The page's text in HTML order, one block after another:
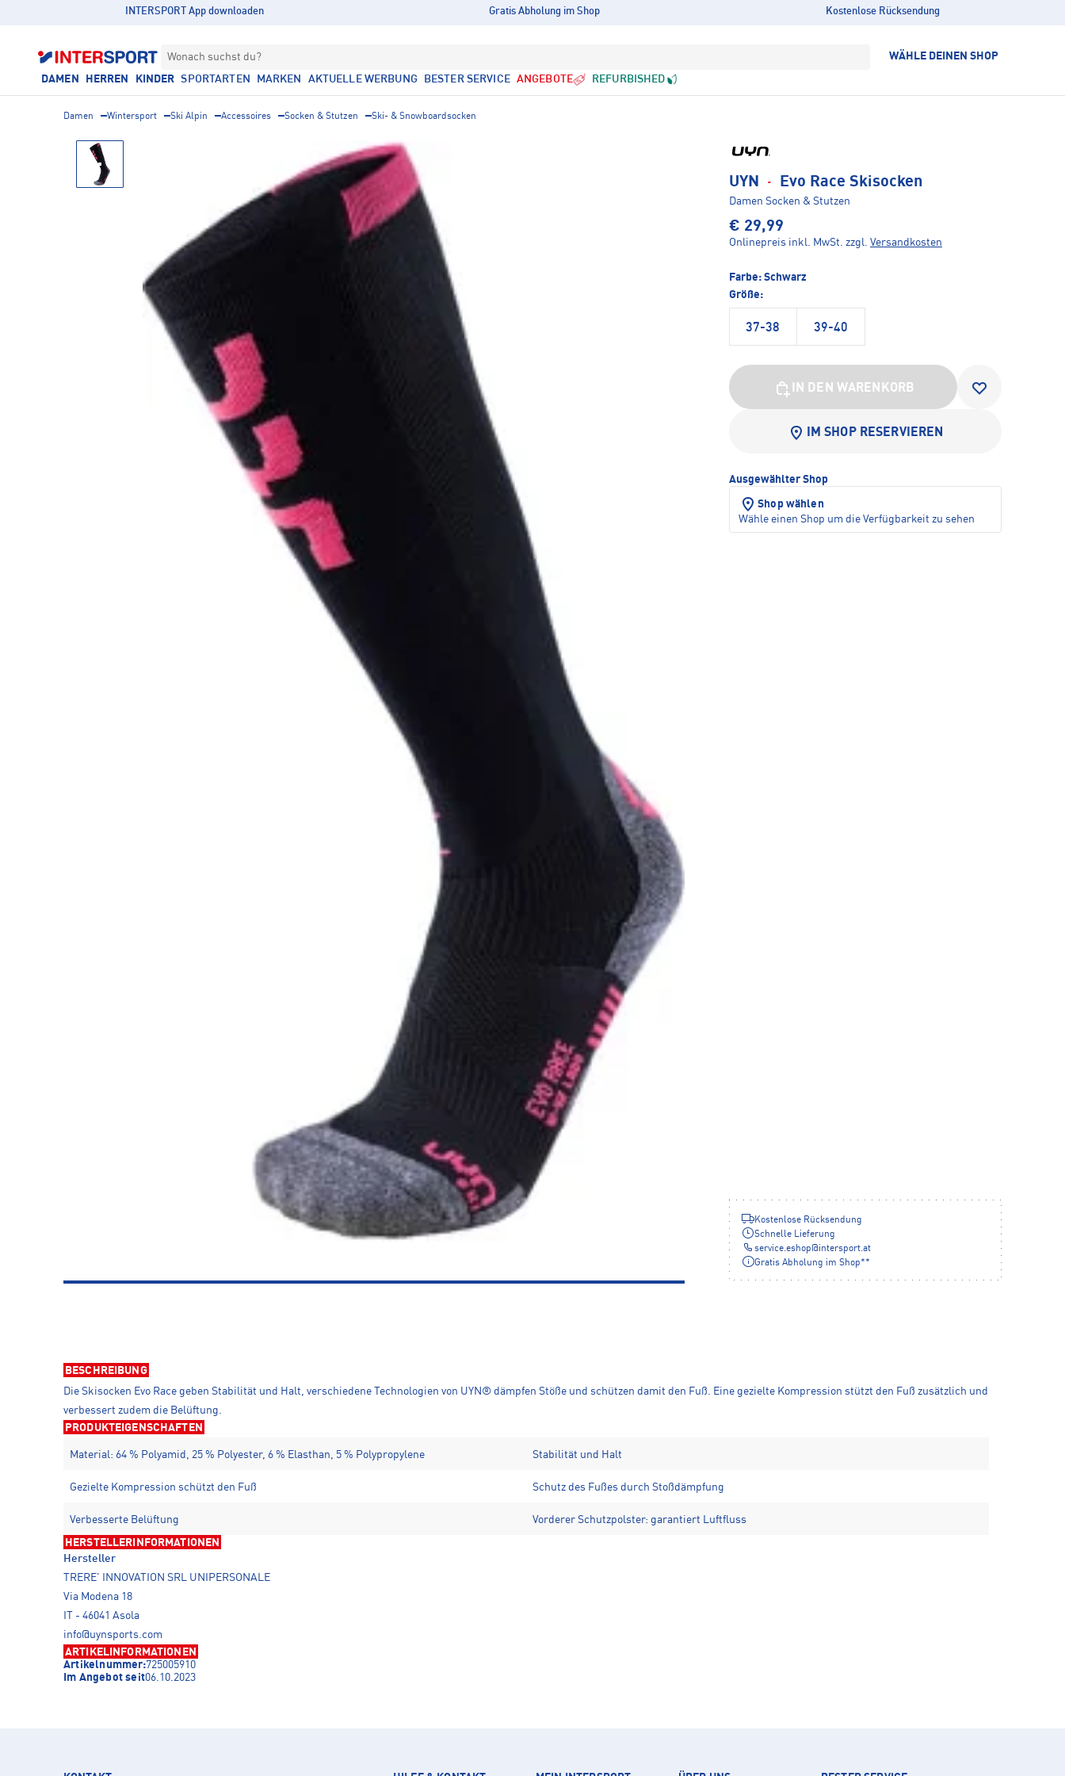
INTERSPORT App downloaden Gratis Abholung im Shop Kostenlose Rücksendung
Wonach suchst du? WÄHLE DEINEN SHOP
DAMEN HERREN KINDER SPORTARTEN MARKEN AKTUELLE WERBUNG BESTER SERVICE ANGEBOTE REFURBISHED
Damen Wintersport Ski Alpin Accessoires Socken & Stutzen Ski- & Snowboardsocken
UYN · Evo Race Skisocken
Damen Socken & Stutzen
€ 29,99
Onlinepreis inkl. MwSt. zzgl. Versandkosten
Farbe: Schwarz
Größe:
37-38 39-40
IN DEN WARENKORB
IM SHOP RESERVIEREN
Ausgewählter Shop
Shop wählen
Wähle einen Shop um die Verfügbarkeit zu sehen
Kostenlose Rücksendung
Schnelle Lieferung
service.eshop@intersport.at
Gratis Abholung im Shop**
BESCHREIBUNG
Die Skisocken Evo Race geben Stabilität und Halt, verschiedene Technologien von UYN® dämpfen Stöße und schützen damit den Fuß. Eine gezielte Kompression stützt den Fuß zusätzlich und
verbessert zudem die Belüftung.
PRODUKTEIGENSCHAFTEN
Material: 64 % Polyamid, 25 % Polyester, 6 % Elasthan, 5 % Polypropylene Stabilität und Halt
Gezielte Kompression schützt den Fuß Schutz des Fußes durch Stoßdämpfung
Verbesserte Belüftung Vorderer Schutzpolster: garantiert Luftfluss
HERSTELLERINFORMATIONEN
Hersteller
TRERE' INNOVATION SRL UNIPERSONALE
Via Modena 18
IT - 46041 Asola
info@uynsports.com
ARTIKELINFORMATIONEN
Artikelnummer:725005910
Im Angebot seit06.10.2023